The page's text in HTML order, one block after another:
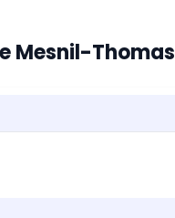
Mesnil-Thomas